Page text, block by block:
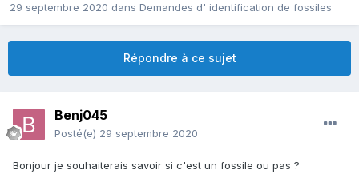
29 septembre 2020 dans Demandes d' identification de fossiles
Répondre à ce sujet
Benj045
Posté(e) 29 septembre 2020
Bonjour je souhaiterais savoir si c'est un fossile ou pas ?